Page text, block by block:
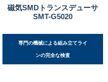
磁気SMDトランスデューサ
SMT-G5020
専門の機械による組み立てライ
ンの完全な検査